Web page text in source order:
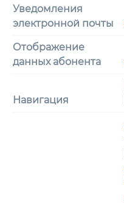
Уведомления
электронной почты
Отображение
данных абонента
Навигация